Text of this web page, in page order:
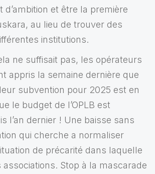
d’ambition et être la première
au lieu de trouver des
institutions.
ne suffisait pas, les opérateurs
appris la semaine dernière que
subvention pour 2025 est en
le budget de l’OPLB est
l’an dernier ! Une baisse sans
qui cherche a normaliser
de précarité dans laquelle
Stop à la mascarade